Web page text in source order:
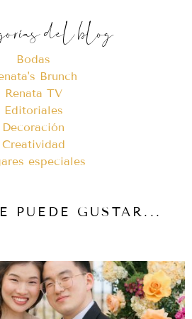
del blog
Bodas
Brunch
Renata TV
Editoriales
Decoración
Creatividad
especiales
PUEDE GUSTAR...